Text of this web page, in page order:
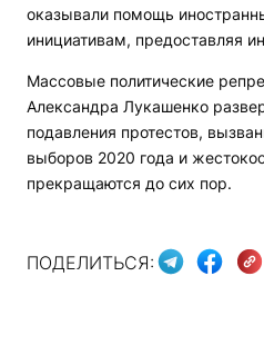
оказывали помощь
инициативам, предоставляя
Массовые политические
Александра Лукашенко
подавления протестов,
выборов 2020 года и
прекращаются до сих пор.
ПОДЕЛИТЬСЯ: